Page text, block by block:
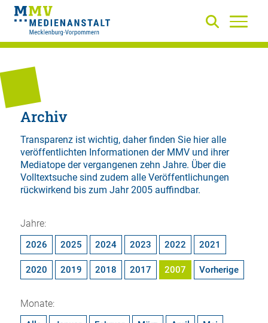
Archiv
Transparenz ist wichtig, daher finden Sie hier alle
veröffentlichten Informationen der MMV und ihrer
Mediatope der vergangenen zehn Jahre. Über die
Volltextsuchesind zudem alle Veröffentlichungen
rückwirkend bis zum Jahr 2005 auffindbar.
Jahre:
2026 2025 2024 2023 2022 2021
2020 2019 2018 2017 2007 Vorherige
Monate: